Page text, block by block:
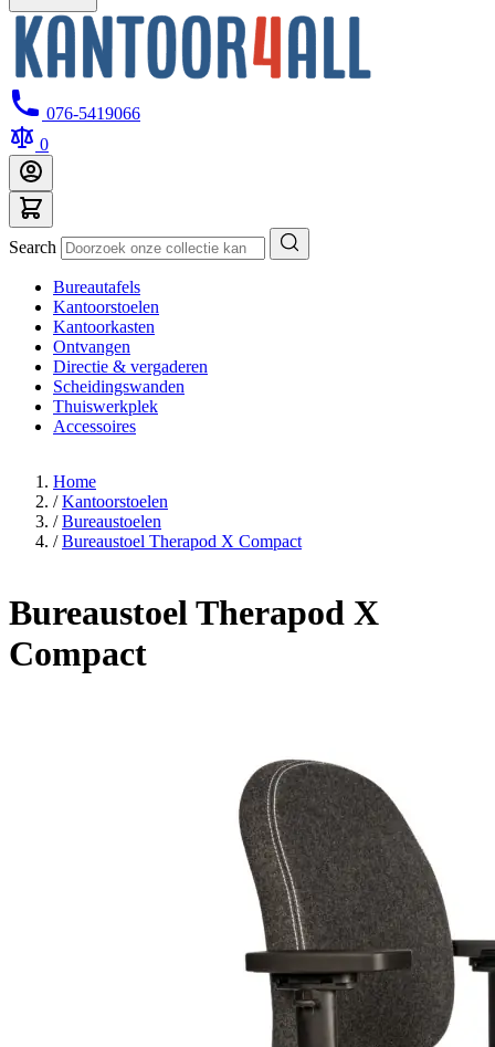
076-5419066
0
Search
Bureautafels
Kantoorstoelen
Kantoorkasten
Ontvangen
Directie & vergaderen
Scheidingswanden
Thuiswerkplek
Accessoires
Home
/ Kantoorstoelen
/ Bureaustoelen
/ Bureaustoel Therapod X Compact
Bureaustoel Therapod X
Compact